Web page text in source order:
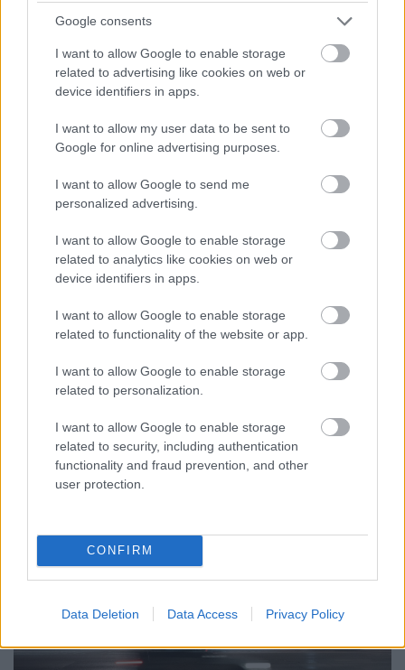
Google consents
I want to allow Google to enable storage
related to advertising like cookies on web or
device identifiers in apps.
I want to allow my user data to be sent to
Google for online advertising purposes.
I want to allow Google to send me
personalized advertising.
I want to allow Google to enable storage
related to analytics like cookies on web or
device identifiers in apps.
I want to allow Google to enable storage
related to functionality of the website or app.
I want to allow Google to enable storage
related to personalization.
I want to allow Google to enable storage
related to security, including authentication
functionality and fraud prevention, and other
user protection.
CONFIRM
Data Deletion Data Access Privacy Policy
LAKOSSÁGI FÓRUMON MUTATJÁK BE A
GYŐRSZENTIVÁNI KÖR TÉR FELÚJÍTÁSÁNAK
Augusztus 6-án a beruházás ütemezéséről és az új kerékpárút
Szólj hozzá!